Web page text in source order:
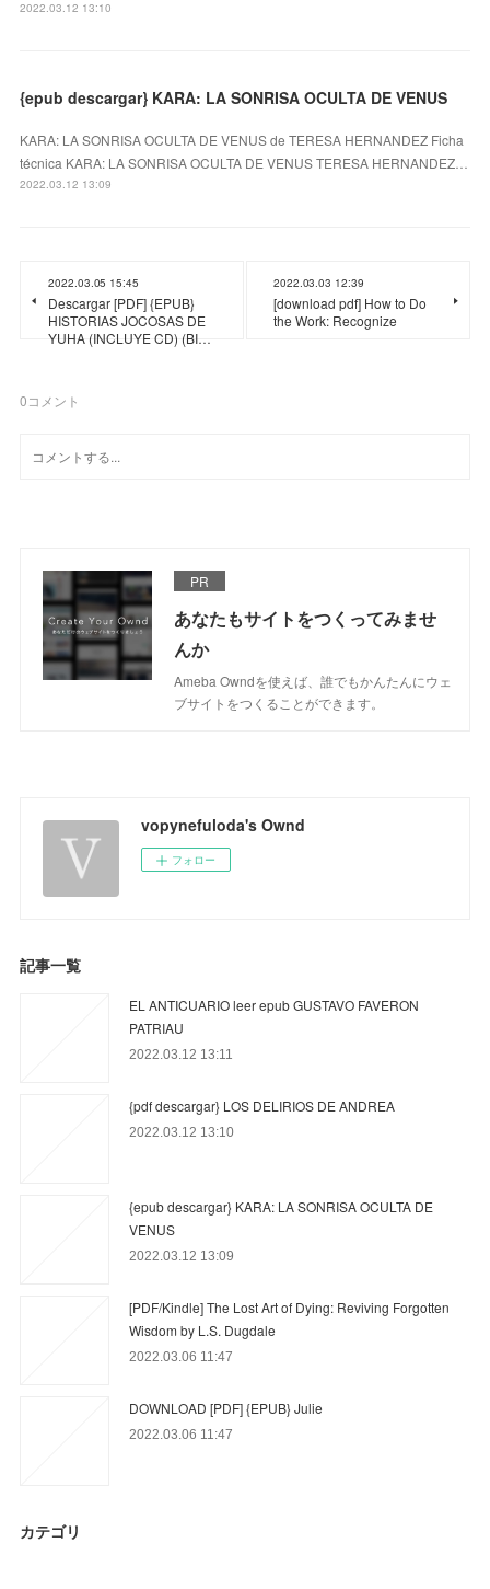
2022.03.12 13:10
{epub descargar} KARA: LA SONRISA OCULTA DE VENUS
KARA: LA SONRISA OCULTA DE VENUS de TERESA HERNANDEZ Ficha
técnica KARA: LA SONRISA OCULTA DE VENUS TERESA HERNANDEZ…
2022.03.12 13:09
2022.03.05 15:45
Descargar [PDF] {EPUB}
HISTORIAS JOCOSAS DE
YUHA (INCLUYE CD) (BI…
2022.03.03 12:39
[download pdf] How to Do
the Work: Recognize
0コメント
PR
あなたもサイトをつくってみませ
んか
Ameba Owndを使えば、誰でもかんたんにウェ
ブサイトをつくることができます。
vopynefuloda's Ownd
フォロー
記事一覧
EL ANTICUARIO leer epub GUSTAVO FAVERON
PATRIAU
2022.03.12 13:11
{pdf descargar} LOS DELIRIOS DE ANDREA
2022.03.12 13:10
{epub descargar} KARA: LA SONRISA OCULTA DE
VENUS
2022.03.12 13:09
[PDF/Kindle] The Lost Art of Dying: Reviving Forgotten
Wisdom by L.S. Dugdale
2022.03.06 11:47
DOWNLOAD [PDF] {EPUB} Julie
2022.03.06 11:47
カテゴリ